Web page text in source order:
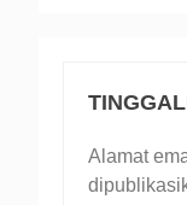
Alamat